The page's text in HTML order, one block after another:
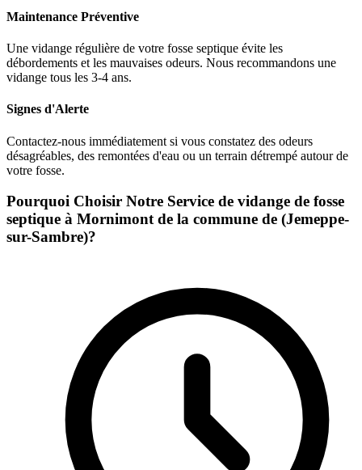
Maintenance Préventive
Une vidange régulière de votre fosse septique évite les
débordements et les mauvaises odeurs. Nous recommandons une
vidange tous les 3-4 ans.
Signes d'Alerte
Contactez-nous immédiatement si vous constatez des odeurs
désagréables, des remontées d'eau ou un terrain détrempé autour de
votre fosse.
Pourquoi Choisir Notre Service de vidange de fosse
septique à Mornimont de la commune de (Jemeppe-
sur-Sambre)?